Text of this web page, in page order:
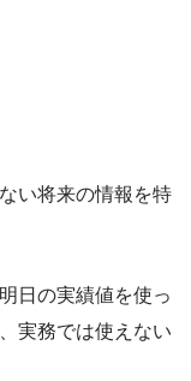
い将来の情報を特
日の実績値を使っ
実務では使えない